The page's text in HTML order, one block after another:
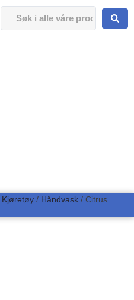
Kjøretøy / Håndvask / Citrus